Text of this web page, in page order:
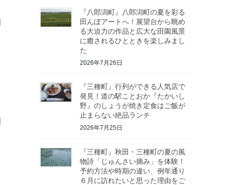
『八郎潟町』八郎潟町の夏を彩る
田んぼアートへ！展望台から眺め
る大迫力の作品と広大な田園風景
に癒されるひとときを楽しみまし
た
2026年7月26日
『三種町』行列ができる人気店で
発見！道の駅ことおか『たかいし
野』のしょうが焼き定食はご飯が
止まらない絶品ランチ
2026年7月25日
『三種町』秋田・三種町の夏の風
物詩「じゅんさい摘み」を体験！
予約方法や時期の違い、例年通り
６月に訪れたいと思った理由をご